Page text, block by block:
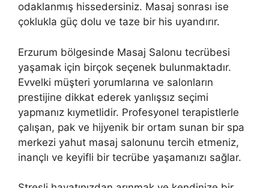
odaklanmış hissedersiniz. Masaj sonrası ise
çoklukla güç dolu ve taze bir his uyandırır.
Erzurum bölgesinde Masaj Salonu tecrübesi
yaşamak için birçok seçenek bulunmaktadır.
Evvelki müşteri yorumlarına ve salonların
prestijine dikkat ederek yanlışsız seçimi
yapmanız kıymetlidir. Profesyonel terapistlerle
çalışan, pak ve hijyenik bir ortam sunan bir spa
merkezi yahut masaj salonunu tercih etmeniz,
inançlı ve keyifli bir tecrübe yaşamanızı sağlar.